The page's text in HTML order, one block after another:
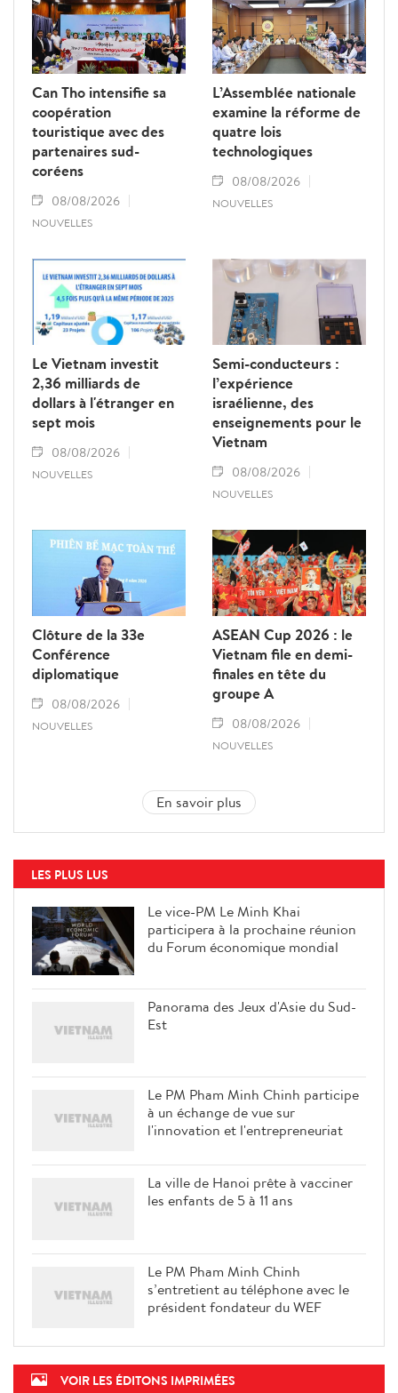
Can Tho intensifie sa
coopération
touristique avec des
partenaires sud-
coréens
08/08/2026
NOUVELLES
L’Assemblée nationale
examine la réforme de
quatre lois
technologiques
08/08/2026
NOUVELLES
Le Vietnam investit
2,36 milliards de
dollars à l'étranger en
sept mois
08/08/2026
NOUVELLES
Semi-conducteurs :
l’expérience
israélienne, des
enseignements pour le
Vietnam
08/08/2026
NOUVELLES
Clôture de la 33e
Conférence
diplomatique
08/08/2026
NOUVELLES
ASEAN Cup 2026 : le
Vietnam file en demi-
finales en tête du
groupe A
08/08/2026
NOUVELLES
En savoir plus
LES PLUS LUS
Le vice-PM Le Minh Khai
participera à la prochaine réunion
du Forum économique mondial
Panorama des Jeux d'Asie du Sud-
Est
Le PM Pham Minh Chinh participe
à un échange de vue sur
l'innovation et l'entrepreneuriat
La ville de Hanoi prête à vacciner
les enfants de 5 à 11 ans
Le PM Pham Minh Chinh
s’entretient au téléphone avec le
président fondateur du WEF
VOIR LES ÉDITONS IMPRIMÉES